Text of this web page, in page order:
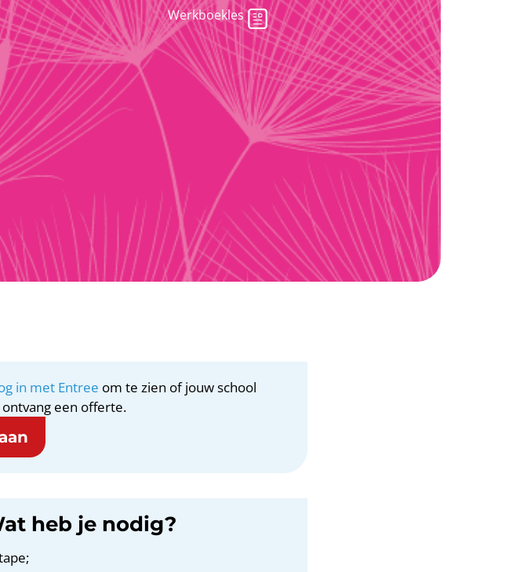
Werkboekles
in met Entree om te zien of jouw school
een offerte.
heb je nodig?